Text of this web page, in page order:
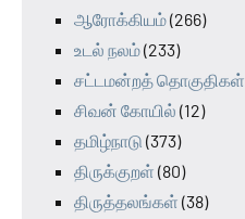
ஆரோக்கியம்(266)
உடல் நலம்(233)
சட்டமன்றத் தொகுதிகள்
சிவன் கோயில் (12)
தமிழ்நாடு (373)
திருக்குறள் (80)
திருத்தலங்கள் (38)